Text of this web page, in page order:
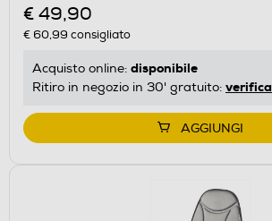
€ 49,90
€ 60,99 consigliato
Acquisto online: disponibile
Ritiro in negozio in 30' gratuito: verifica
AGGIUNGI